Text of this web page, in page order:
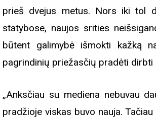
prieš dvejus metus. Nors iki tol
statybose, naujos srities
būtent galimybė išmokti kažką
pagrindinių priežasčių pradėti dirbti
„Anksčiau su mediena nebuvau
pradžioje viskas buvo nauja.